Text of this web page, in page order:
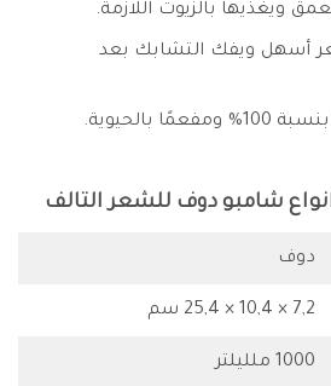
ويغذيها بالزيوت اللازمة.
أسهل ويفك التشابك بعد
بالحيوية.
شامبو دوف للشعر التالف
دوف
7,2 × 10,4 × 25,4 سم
1000 ملليلتر